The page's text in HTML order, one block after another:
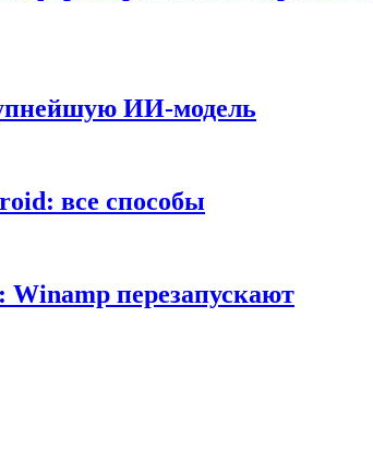
ИИ-модель
все способы
перезапускают